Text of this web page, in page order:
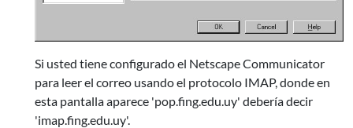
Si usted tiene configurado el Netscape Communicator
para leer el correo usando el protocolo IMAP, donde en
esta pantalla aparece 'pop.fing.edu.uy' debería decir
'imap.fing.edu.uy'.